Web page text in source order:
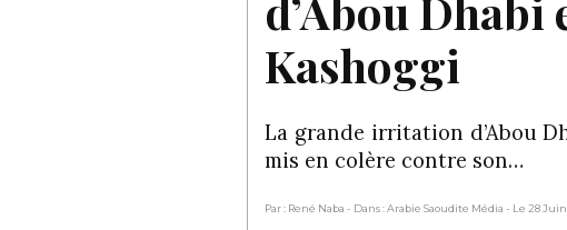
Kashoggi
La grande irritation d’Abou
mis en colère contre son…
Par : René Naba - Dans : Arabie Saoudite Média - Le 28